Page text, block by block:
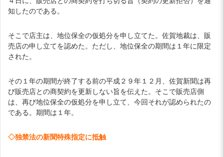
知したのである。
そこで店主は、地位保全の仮処分を申し立てた。佐賀地裁は、販
売店の申し立てを認めた。ただし、地位保全の期間は１年に限定
された。
その１年の期間が終了する前の平成２９年１２月、佐賀新聞は再
び販売店との商契約を更新しない旨を伝えた。そこで販売店側
は、再び地位保全の仮処分を申し立て、今回それが認められたの
である。期間は１年。
◇独禁法の新聞特殊指定に抵触